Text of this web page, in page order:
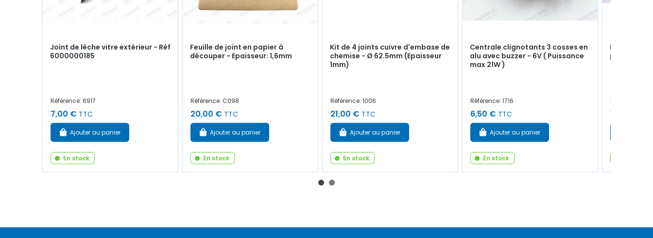
Joint de lèche vitre extérieur - Réf
6000000185
Référence: 6917
7,00 € TTC
Ajouter au panier
En stock
Feuille de joint en papier à
découper - Epaisseur: 1,6mm
Référence: C098
20,00 € TTC
Ajouter au panier
En stock
Kit de 4 joints cuivre d'embase de
chemise - Ø 62.5mm (Epaisseur
1mm)
Référence: 1006
21,00 € TTC
Ajouter au panier
En stock
Centrale clignotants 3 cosses en
alu avec buzzer - 6V ( Puissance
max 21W )
Référence: 1716
6,50 € TTC
Ajouter au panier
En stock
Kit de 4
poignée
Référence:
13,50 €